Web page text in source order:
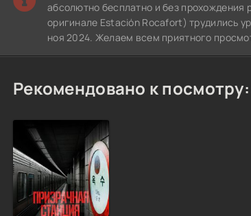
абсолютно бесплатно и без
оригинале Estación Rocafort) трудились
ноя 2024. Желаем всем приятного
Рекомендовано к посмотру: